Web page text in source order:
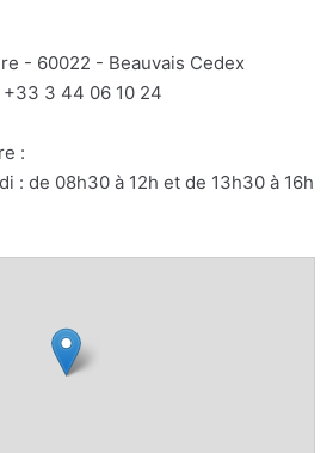
- 60022 - Beauvais Cedex
Télécopie
+33 3 44 06 10 24
:
: de 08h30 à 12h et de 13h30 à 16h